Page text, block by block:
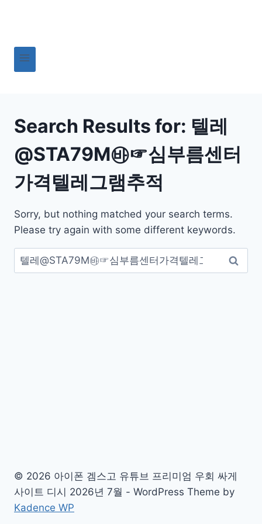
Search Results for: 텔레
@STA79M㉳☞심부름센터
가격텔레그램추적
Sorry, but nothing matched your search terms.
Please try again with some different keywords.
검
색:
© 2026 아이폰 겜스고 유튜브 프리미엄 우회 싸게
사이트 디시 2026년 7월 - WordPress Theme by
Kadence WP